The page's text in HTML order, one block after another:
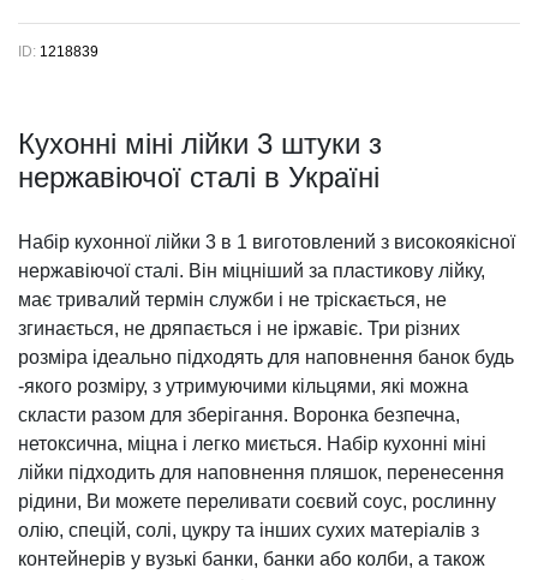
ID: 1218839
Кухонні міні лійки 3 штуки з
нержавіючої сталі в Україні
Набір кухонної лійки 3 в 1 виготовлений з високоякісної
нержавіючої сталі. Він міцніший за пластикову лійку,
має тривалий термін служби і не тріскається, не
згинається, не дряпається і не іржавіє. Три різних
розміра ідеально підходять для наповнення банок будь
-якого розміру, з утримуючими кільцями, які можна
скласти разом для зберігання. Воронка безпечна,
нетоксична, міцна і легко миється. Набір кухонні міні
лійки підходить для наповнення пляшок, перенесення
рідини, Ви можете переливати соєвий соус, рослинну
олію, спецій, солі, цукру та інших сухих матеріалів з
контейнерів у вузькі банки, банки або колби, а також